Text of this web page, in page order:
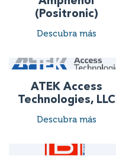
(Positronic)
Descubra más
ATEK Access
Technologies, LLC
Descubra más